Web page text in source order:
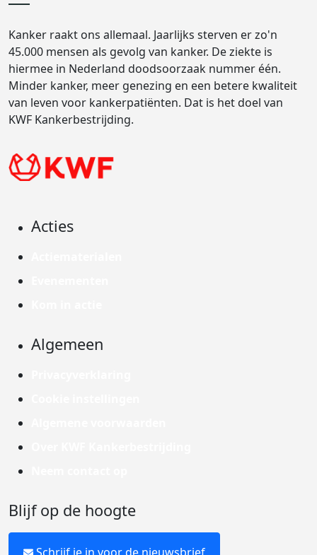
Kanker raakt ons allemaal. Jaarlijks sterven er zo'n
45.000 mensen als gevolg van kanker. De ziekte is
hiermee in Nederland doodsoorzaak nummer één.
Minder kanker, meer genezing en een betere kwaliteit
van leven voor kankerpatiënten. Dat is het doel van
KWF Kankerbestrijding.
Acties
Algemeen
Blijf op de hoogte